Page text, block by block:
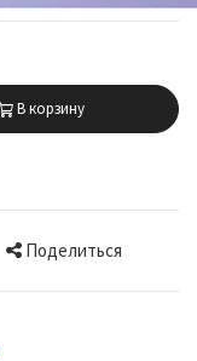
В корзину
Поделиться